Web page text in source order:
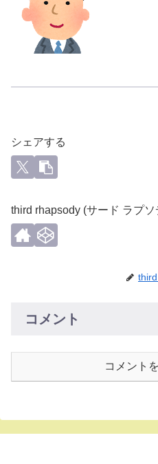
シェアする
third rhapsody (サード ラプ
コメント
コメント